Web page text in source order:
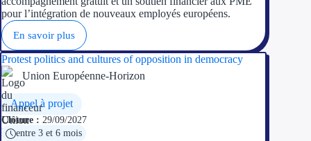
pour l’intégration de nouveaux employés européens.
En savoir plus
Protest politics and cultures of opposition in democracy
Union Européenne-Horizon
Appel à projet
Clôture : 29/09/2027
entre 3 et 6 mois